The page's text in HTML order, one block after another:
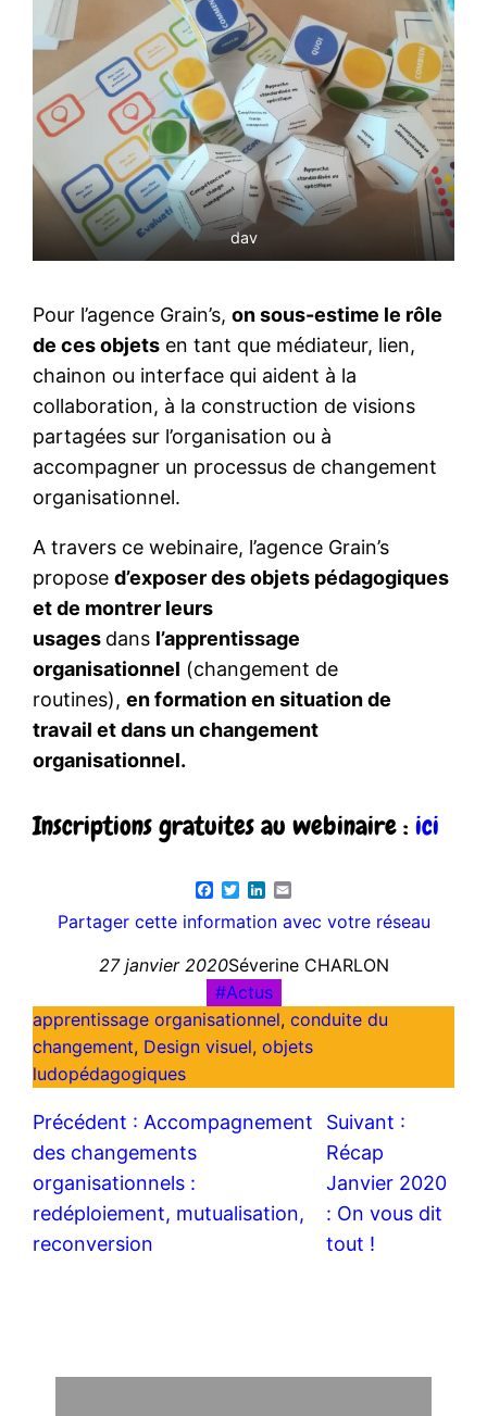
dav
Pour l’agence Grain’s,on sous-estime le rôle
de ces objets en tant que médiateur, lien,
chainon ou interface qui aident à la
collaboration, à la construction de visions
partagées sur l’organisation ou à
accompagner un processus de changement
organisationnel.
A travers ce webinaire, l’agence Grain’s
proposed’exposer des objets pédagogiques
et de montrer leurs
usages dans l’apprentissage
organisationnel (changement de
routines),en formation en situation de
travail et dans un changement
organisationnel.
Inscriptions gratuites au webinaire :ici
Facebook
TwitterLinkedIn
Partager cette information avec votre réseau
27 janvier 2020Séverine CHARLON
Actus
apprentissage organisationnel, conduite du
changement, Design visuel, objets
ludopédagogiques
Précédent : Accompagnement
des changements
organisationnels :
redéploiement, mutualisation,
reconversion
Suivant :
Récap
Janvier 2020
: On vous dit
tout !